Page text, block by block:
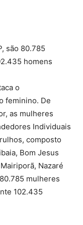
são 80.785
homens
o
feminino. De
as mulheres
Individuais
composto
Bom Jesus
Nazaré
mulheres
102.435